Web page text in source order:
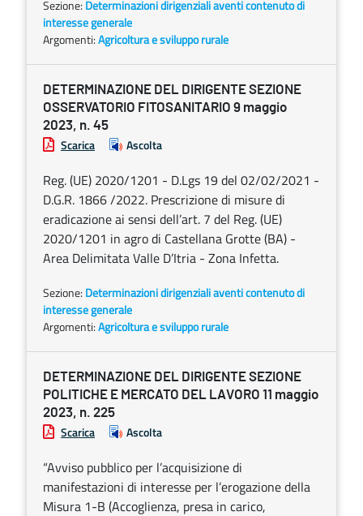
Sezione: Determinazioni dirigenziali aventi contenuto di
interesse generale
Argomenti:Agricoltura e sviluppo rurale
DETERMINAZIONE DEL DIRIGENTE SEZIONE
OSSERVATORIO FITOSANITARIO 9 maggio
2023, n. 45
Scarica Ascolta
Reg. (UE) 2020/1201 - D.Lgs 19 del 02/02/2021 -
D.G.R. 1866 /2022. Prescrizione di misure di
eradicazione ai sensi dell’art. 7 del Reg. (UE)
2020/1201 in agro di Castellana Grotte (BA) -
Area Delimitata Valle D’Itria - Zona Infetta.
Sezione: Determinazioni dirigenziali aventi contenuto di
interesse generale
Argomenti:Agricoltura e sviluppo rurale
DETERMINAZIONE DEL DIRIGENTE SEZIONE
POLITICHE E MERCATO DEL LAVORO 11 maggio
2023, n. 225
Scarica Ascolta
“Avviso pubblico per l’acquisizione di
manifestazioni di interesse per l’erogazione della
Misura 1-B (Accoglienza, presa in carico,